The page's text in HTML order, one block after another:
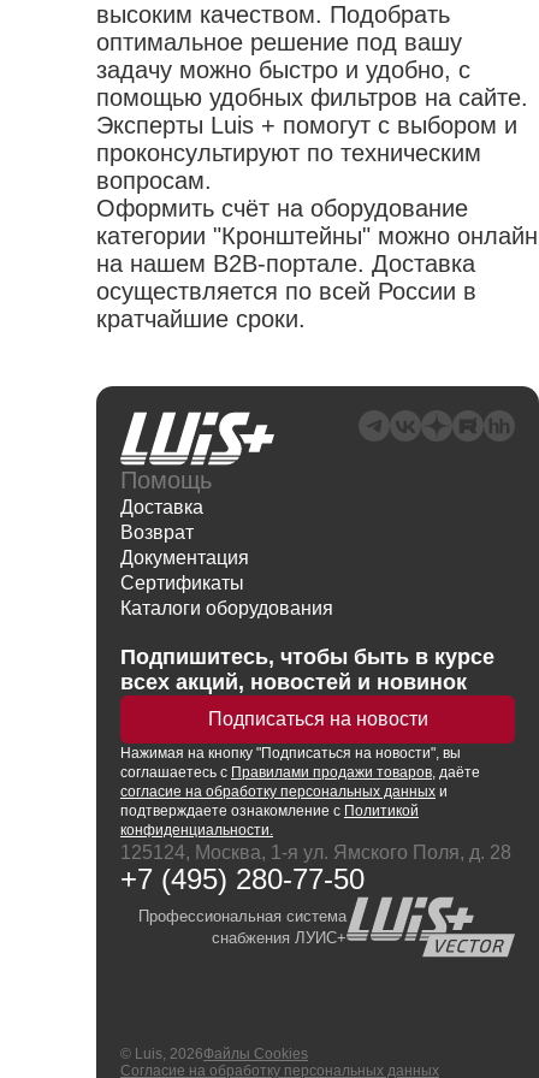
высоким качеством. Подобрать
оптимальное решение под вашу
задачу можно быстро и удобно, с
помощью удобных фильтров на сайте.
Эксперты Luis + помогут с выбором и
проконсультируют по техническим
вопросам.
Оформить счёт на оборудование
категории "Кронштейны" можно онлайн
на нашем B2B-портале. Доставка
осуществляется по всей России в
кратчайшие сроки.
Помощь
Доставка
Возврат
Документация
Сертификаты
Каталоги оборудования
Подпишитесь, чтобы быть в курсе
всех акций, новостей и новинок
Подписаться на новости
Нажимая на кнопку "Подписаться на новости", вы
соглашаетесь с Правилами продажи товаров, даёте
согласие на обработку персональных данных и
подтверждаете ознакомление с Политикой
конфиденциальности.
125124, Москва, 1-я ул. Ямского Поля, д. 28
+7 (495) 280-77-50
Профессиональная система
снабжения ЛУИС+
© Luis, 2026Файлы Cookies
Согласие на обработку персональных данных